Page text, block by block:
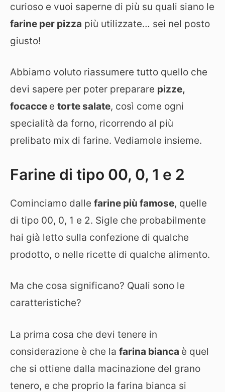
curioso e vuoi saperne di più su quali siano le
farine per pizza più utilizzate… sei nel posto
giusto!
Abbiamo voluto riassumere tutto quello che
devi sapere per poter preparare pizze,
focacce e torte salate, così come ogni
specialità da forno, ricorrendo al più
prelibato mix di farine. Vediamole insieme.
Farine di tipo 00, 0, 1 e 2
Cominciamo dalle farine più famose, quelle
di tipo 00, 0, 1 e 2. Sigle che probabilmente
hai già letto sulla confezione di qualche
prodotto, o nelle ricette di qualche alimento.
Ma che cosa significano? Quali sono le
caratteristiche?
La prima cosa che devi tenere in
considerazione è che la farina bianca è quel
che si ottiene dalla macinazione del grano
tenero, e che proprio la farina bianca si